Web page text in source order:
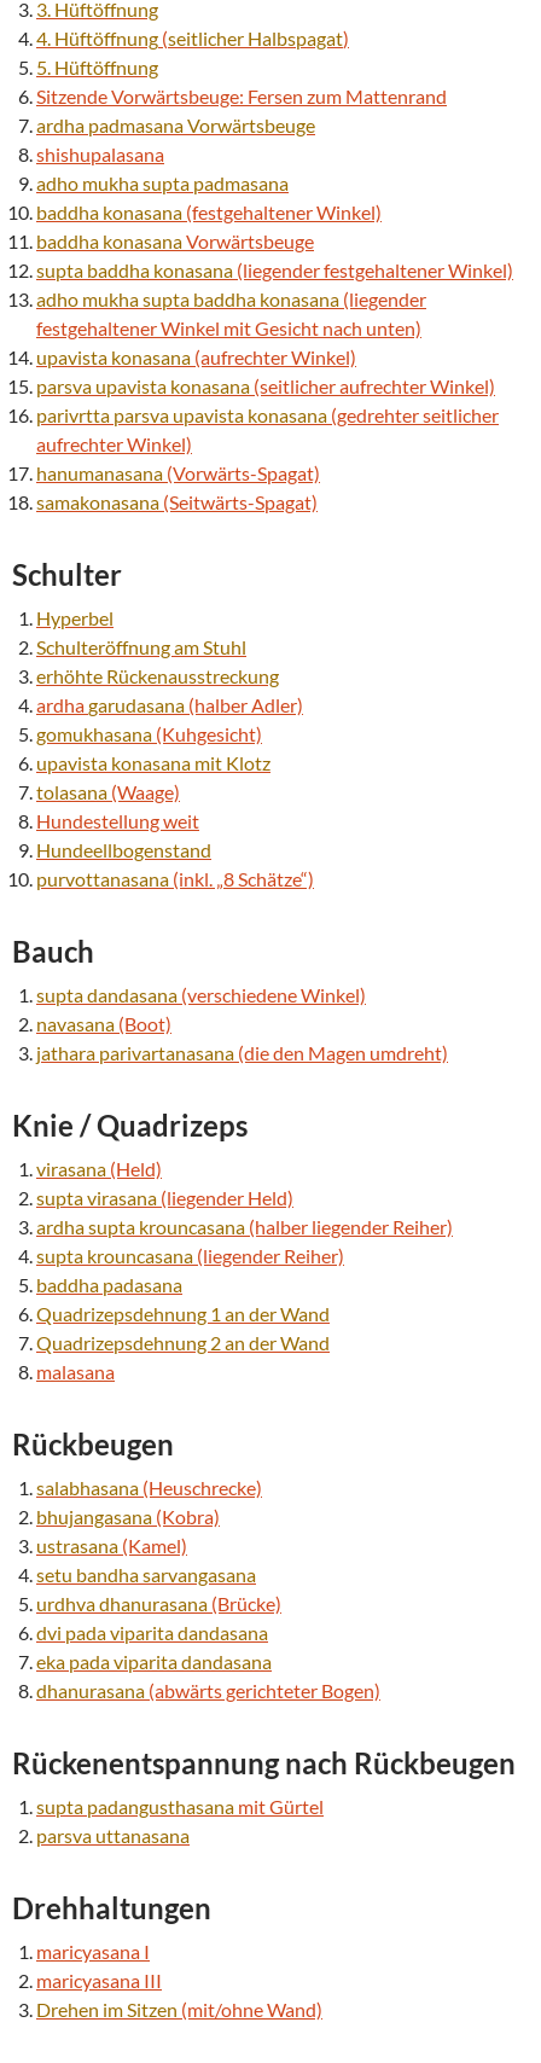
3. Hüftöffnung
4. Hüftöffnung (seitlicher Halbspagat)
5. Hüftöffnung
Sitzende Vorwärtsbeuge: Fersen zum Mattenrand
ardha padmasanaVorwärtsbeuge
shishupalasana
adho mukha supta padmasana
baddha konasana (festgehaltener Winkel)
baddha konasanaVorwärtsbeuge
supta baddha konasana (liegender festgehaltener Winkel)
adho mukhasupta baddha konasana (liegender
festgehaltener Winkel mit Gesicht nach unten)
upavista konasana (aufrechter Winkel)
parsva upavista konasana (seitlicher aufrechter Winkel)
parivrtta parsva upavista konasana (gedrehter seitlicher
aufrechter Winkel)
hanumanasana (Vorwärts-Spagat)
samakonasana (Seitwärts-Spagat)
Schulter
Hyperbel
Schulteröffnung am Stuhl
erhöhte Rückenausstreckung
ardhagarudasana (halber Adler)
gomukhasana (Kuhgesicht)
upavista konasana mit Klotz
tolasana (Waage)
Hundestellung weit
Hundeellbogenstand
purvottanasana (inkl. „8 Schätze“)
Bauch
suptadandasana (verschiedene Winkel)
navasana (Boot)
jathara parivartanasana (die den Magen umdreht)
Knie /Quadrizeps
virasana (Held)
suptavirasana (liegender Held)
ardhasupta krouncasana (halber liegender Reiher)
supta krouncasana (liegender Reiher)
baddha padasana
Quadrizepsdehnung 1 an der Wand
Quadrizepsdehnung 2 an der Wand
malasana
Rückbeugen
salabhasana (Heuschrecke)
bhujangasana (Kobra)
ustrasana (Kamel)
setu bandhasarvangasana
urdhvadhanurasana (Brücke)
dvi pada viparitadandasana
eka pada viparitadandasana
dhanurasana (abwärts gerichteter Bogen)
Rückenentspannung nach Rückbeugen
supta padangusthasana mit Gürtel
parsva uttanasana
Drehhaltungen
maricyasana I
maricyasana III
Drehen im Sitzen (mit/ohne Wand)